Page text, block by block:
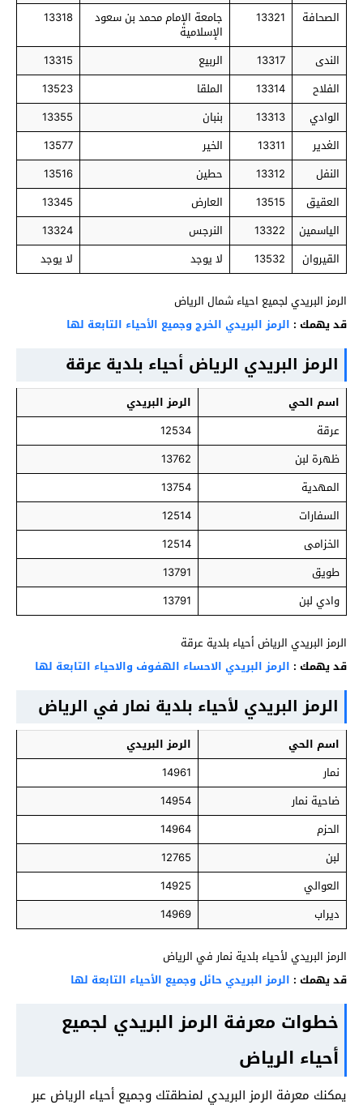
الصحافة
13321 جامعة الإمام محمد بن سعود
الإسلامية
13318
الندى 13317 الربيع
13315
الفلاح
13314 الملقا
13523
الوادي
13313 بنبان
13355
الغدير
13311 الخير
13577
النفل
13312 حطين
13516
العقيق
13515 العارض
13345
الياسمين
13322 النرجس
13324
القيروان
13532 لا يوجد لا يوجد
الرمز البريدي لجميع احياء شمال الرياض
قد يهمك : الرمز البريدي الخرج وجميع الأحياء التابعة لها
الرمز البريدي الرياض أحياء بلدية عرقة
اسم الحي
الرمز البريدي
عرقة
12534
ظهرة لبن
13762
المهدية
13754
السفارات
12514
الخزامى
12514
طويق
13791
وادي لبن
13791
الرمز البريدي الرياض أحياء بلدية عرقة
قد يهمك : الرمز البريدي الاحساء الهفوف والاحياء التابعة لها
الرمز البريدي لأحياء بلدية نمار في الرياض
اسم الحي
الرمز البريدي
نمار
14961
ضاحية نمار
14954
الحزم
14964
لبن
12765
العوالي
14925
ديراب
14969
الرمز البريدي لأحياء بلدية نمار في الرياض
قد يهمك : الرمز البريدي حائل وجميع الأحياء التابعة لها
خطوات معرفة الرمز البريدي لجميع
أحياء الرياض
يمكنك معرفة الرمز البريدي لمنطقتك وجميع أحياء الرياض عبر